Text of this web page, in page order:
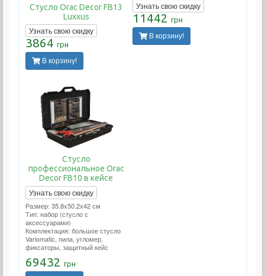
Стусло Orac Decor FB13
Luxxus
Узнать свою скидку
3864 грн
В корзину!
Узнать свою скидку
11442 грн
В корзину!
Стусло
профессиональное Orac
Decor FB10 в кейсе
Узнать свою скидку
Размер: 35.8x50.2x42 см
Тип: набор (стусло с
аксессуарами)
Комплектация: большое стусло
Variomatic, пила, угломер,
фиксаторы, защитный кейс
69432 грн